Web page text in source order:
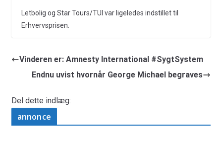
Letbolig og Star Tours/TUI var ligeledes indstillet til
Erhvervsprisen.
Vinderen er: Amnesty International #SygtSystem
Endnu uvist hvornår George Michael begraves
Del dette indlæg:
annonce